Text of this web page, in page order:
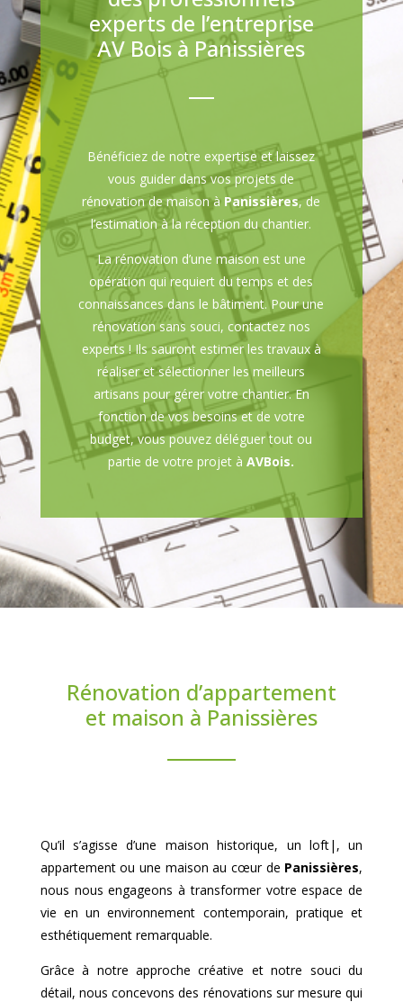
experts de l’entreprise
AV Bois à Panissières
Bénéficiez de notre expertise et laissez
vous guider dans vos projets de
rénovation de maison à Panissières, de
l’estimation à la réception du chantier.
La rénovation d’une maison est une
opération qui requiert du temps et des
connaissances dans le bâtiment. Pour une
rénovation sans souci, contactez nos
experts ! Ils sauront estimer les travaux à
réaliser et sélectionner les meilleurs
artisans pour gérer votre chantier. En
fonction de vos besoins et de votre
budget, vous pouvez déléguer tout ou
partie de votre projet àAVBois.
Rénovation d’appartement
et maison à Panissières
Qu’il s’agisse d’une maison historique, un loft|, un
appartement ou une maison au cœur de Panissières,
nous nous engageons à transformer votre espace de
vie en un environnement contemporain, pratique et
esthétiquement remarquable.
Grâce à notre approche créative et notre souci du
détail, nous concevons des rénovations sur mesure qui